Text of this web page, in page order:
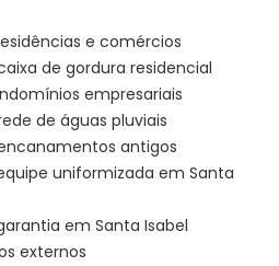
e comércios
de gordura residencial
empresariais
de águas pluviais
antigos
uniformizada em Santa
em Santa Isabel
externos